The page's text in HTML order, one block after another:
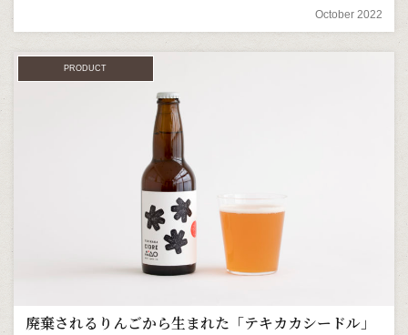
October 2022
PRODUCT
廃棄されるりんごから生まれた「テキカカシードル」